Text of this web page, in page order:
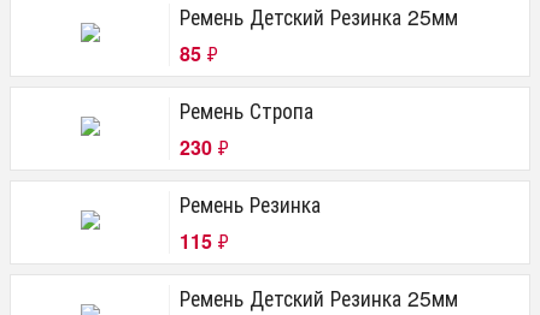
Ремень Детский Резинка 25мм
85 ₽
Ремень Стропа
230 ₽
Ремень Резинка
115 ₽
Ремень Детский Резинка 25мм